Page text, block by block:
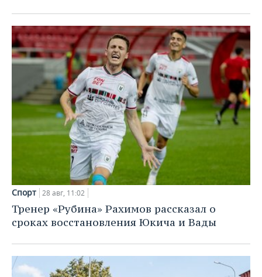
Спорт 28 авг, 11:02
Тренер «Рубина» Рахимов рассказал о
сроках восстановления Юкича и Вады